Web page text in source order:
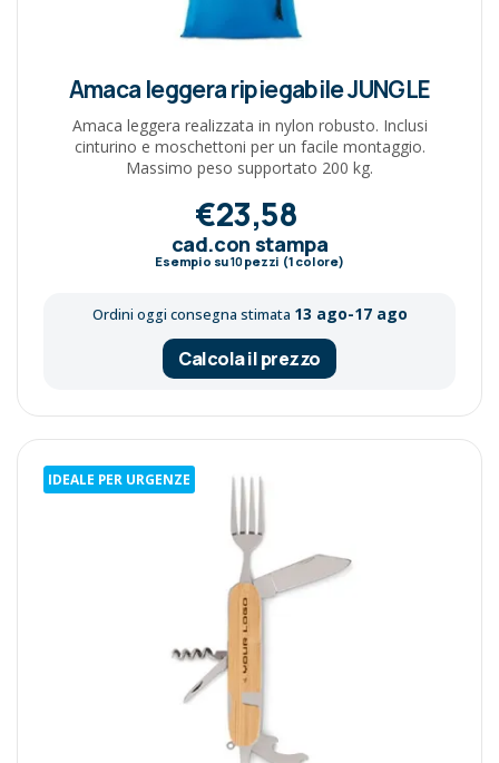
Amaca leggera ripiegabile JUNGLE
Amaca leggera realizzata in nylon robusto. Inclusi
cinturino e moschettoni per un facile montaggio.
Massimo peso supportato 200 kg.
€23,58
cad.con stampa
Esempio su10pezzi (1 colore)
Ordini oggi consegna stimata 13 ago-17 ago
Calcola il prezzo
IDEALE PER URGENZE